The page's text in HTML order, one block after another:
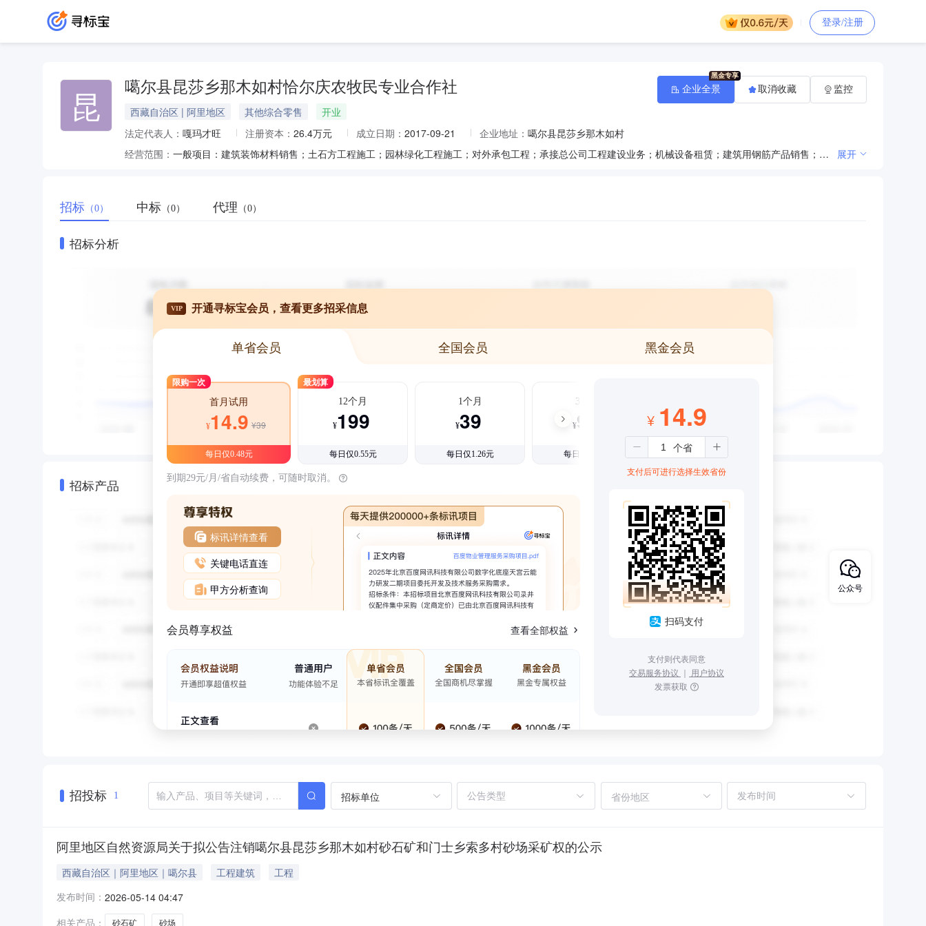
登录/注册
昆 噶尔县昆莎乡那木如村恰尔庆农牧民专业合作社
西藏自治区 | 阿里地区 其他综合零售
开业
法定代表人： 嘎玛才旺 注册资本： 26.4万元 成立日期： 2017-09-21 企业地址： 噶尔县昆莎乡那木如村
经营范围：
一般项目：建筑装饰材料销售；土石方工程施工；园林绿化工程施工；对外承包工程；承接总公司工程建设业务；机械设备租赁；建筑用钢筋产品销售；砖瓦销售；建筑材料销售；日用百货销售；农副产品销售；金属矿石销售；农产品的生产、销售、加工、运输、贮藏及其他相关服务；牲畜销售（不含犬类）；畜禽收购（除依法须经批准的项目外，自主开展法律法规未禁止、限制的经营活动）许可项目：建设工程施工；建筑劳务分包；住宿服务；餐饮服务；洗浴服务；道路货物运输（不含危险货物）（依法须经批准的项目，经相关部门批准后方可开展经营活动，具体经营项目以相关部门许可证件为准） 展开
企业全景 取消收藏 监控
招标 （0） 中标 （0） 代理 （0）
招标分析
招标产品
VIP 开通寻标宝会员，查看更多招采信息
单省会员 全国会员 黑金会员
限购一次
首月试用
¥14.9 ¥39
每日仅0.48元
最划算
12个月
¥199
每日仅0.55元
1个月
¥39
每日仅1.26元
3个月
¥99
每日仅1.08元
到期29元/月/省自动续费，可随时取消。
标讯详情查看
关键电话直连
甲方分析查询
会员尊享权益 查看全部权益
¥ 14.9
支付后可进行选择生效省份
扫码支付
支付则代表同意
交易服务协议 ｜ 用户协议
发票获取
招投标 1 招标单位 省份地区
阿里地区自然资源局关于拟公告注销噶尔县昆莎乡那木如村砂石矿和门士乡索多村砂场采矿权的公示
西藏自治区｜阿里地区｜噶尔县 工程建筑
工程
发布时间： 2026-05-14 04:47
相关产品：
砂石矿 砂场
公众号